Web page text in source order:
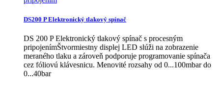
DS200 P Elektronický tlakový spínač
DS 200 P Elektronický tlakový spínač s procesným
pripojenímŠtvormiestny displej LED slúži na zobrazenie
meraného tlaku a zároveň podporuje programovanie spínača
cez fóliovú klávesnicu. Menovité rozsahy od 0...100mbar do
0...40bar